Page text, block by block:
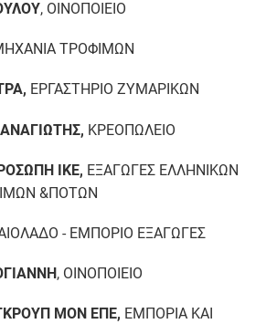
, ΟΙΝΟΠΟΙΕΙΟ
ΤΡΟΦΙΜΩΝ
ΕΡΓΑΣΤΗΡΙΟ ΖΥΜΑΡΙΚΩΝ
ΚΡΕΟΠΩΛΕΙΟ
ΙΚΕ, ΕΞΑΓΩΓΕΣ ΕΛΛΗΝΙΚΩΝ
&ΠΟΤΩΝ
- ΕΜΠΟΡΙΟ ΕΞΑΓΩΓΕΣ
, ΟΙΝΟΠΟΙΕΙΟ
ΜΟΝ ΕΠΕ, ΕΜΠΟΡΙΑ ΚΑΙ